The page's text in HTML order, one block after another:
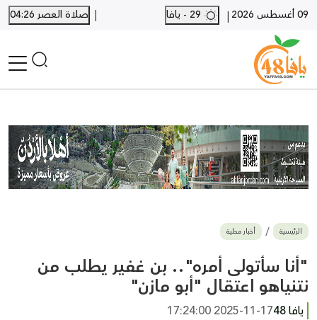
09 أغسطس 2026 |
| صلاة العصر 04:26
أخبار محلية
أخبار يافا
SHORTS
أخبار اللد والرملة
بيع وشراء
أخبار القدس
وفيات
المزيد
ارسل خبر
الرئيسية أخبار محلية
"أنا سأتولى أمره".. بن غفير يطلب من
نتنياهو اعتقال "أبو مازن"
يافا 48
2025-11-17 17:24:00